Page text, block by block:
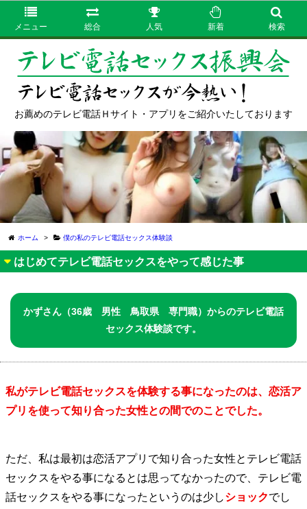
メニュー 総合 人気 新着 検索
お薦めのテレビ電話Ｈサイト・アプリをご紹介いたしております
ホーム > 僕の私のテレビ電話セックス体験談
はじめてテレビ電話セックスをやって感じた事
かずさん（36歳 男性 鳥取県 専門職）からのテレビ電話
セックス体験談です。
私がテレビ電話セックスを体験する事になったのは、恋活ア
プリを使って知り合った女性との間でのことでした。
ただ、私は最初は恋活アプリで知り合った女性とテレビ電話
セックスをやる事になるとは思ってなかったので、テレビ電
話セックスをやる事になったというのは少しショックでし